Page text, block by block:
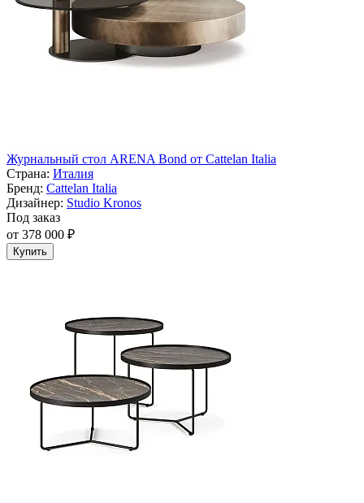
Журнальный стол ARENA Bond от Cattelan Italia
Страна: Италия
Бренд: Cattelan Italia
Дизайнер: Studio Kronos
Под заказ
от 378 000 ₽
Купить